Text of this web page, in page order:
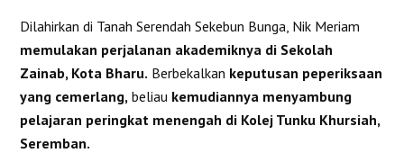
Dilahirkan di Tanah Serendah Sekebun Bunga, Nik Meriam
memulakan perjalanan akademiknya di Sekolah
Zainab, Kota Bharu. Berbekalkan keputusan peperiksaan
yang cemerlang, beliau kemudiannya menyambung
pelajaran peringkat menengah di Kolej Tunku Khursiah,
Seremban.